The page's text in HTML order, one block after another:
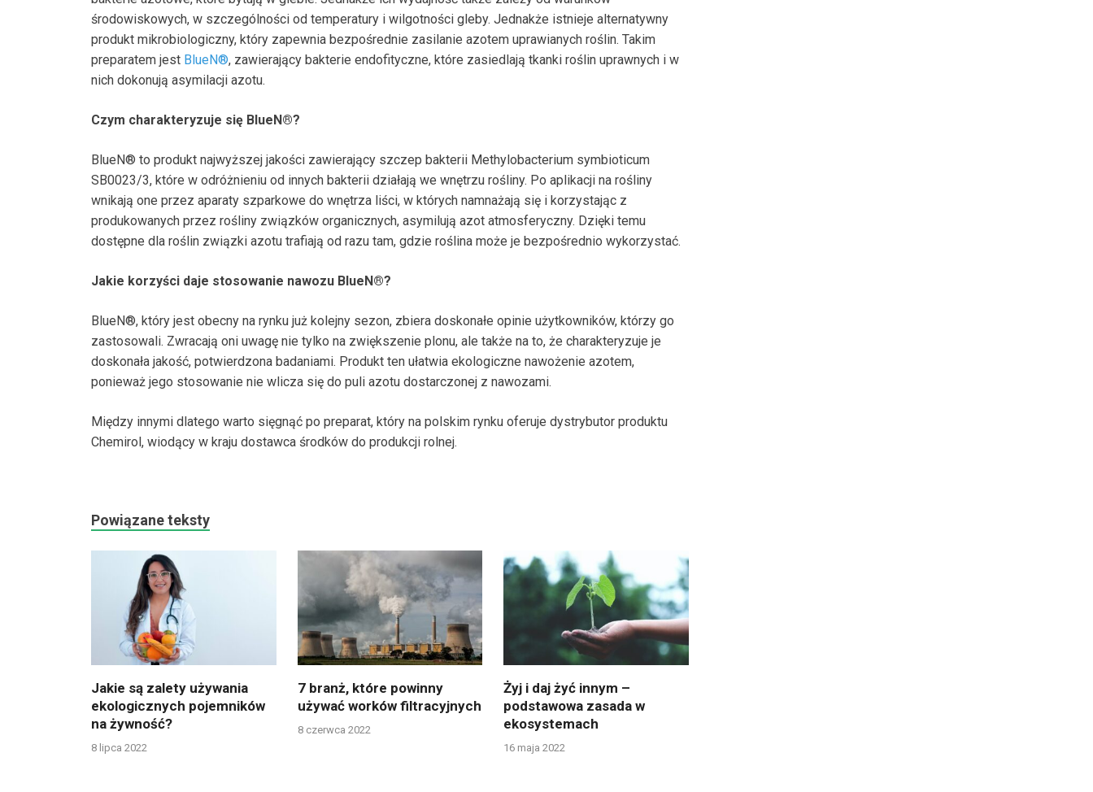
środowiskowych, w szczególności od temperatury i wilgotności gleby. Jednakże istnieje alternatywny
produkt mikrobiologiczny, który zapewnia bezpośrednie zasilanie azotem uprawianych roślin. Takim
preparatem jest BlueN®, zawierający bakterie endofityczne, które zasiedlają tkanki roślin uprawnych i w
nich dokonują asymilacji azotu.
Czym charakteryzuje się BlueN ®?
BlueN® to produkt najwyższej jakości zawierający szczep bakterii Methylobacterium symbioticum
SB0023/3, które w odróżnieniu od innych bakterii działają we wnętrzu rośliny. Po aplikacji na rośliny
wnikają one przez aparaty szparkowe do wnętrza liści, w których namnażają się i korzystając z
produkowanych przez rośliny związków organicznych, asymilują azot atmosferyczny. Dzięki temu
dostępne dla roślin związki azotu trafiają od razu tam, gdzie roślina może je bezpośrednio wykorzystać.
Jakie korzyści daje stosowanie nawozu BlueN ®?
BlueN®, który jest obecny na rynku już kolejny sezon, zbiera doskonałe opinie użytkowników, którzy go
zastosowali. Zwracają oni uwagę nie tylko na zwiększenie plonu, ale także na to, że charakteryzuje je
doskonała jakość, potwierdzona badaniami. Produkt ten ułatwia ekologiczne nawożenie azotem,
ponieważ jego stosowanie nie wlicza się do puli azotu dostarczonej z nawozami.
Między innymi dlatego warto sięgnąć po preparat, który na polskim rynku oferuje dystrybutor produktu
Chemirol, wiodący w kraju dostawca środków do produkcji rolnej.
Powiązane teksty
Jakie są zalety używania
ekologicznych pojemników
na żywność?
8 lipca 2022
7 branż, które powinny
używać worków filtracyjnych
8 czerwca 2022
Żyj i daj żyć innym –
podstawowa zasada w
ekosystemach
16 maja 2022